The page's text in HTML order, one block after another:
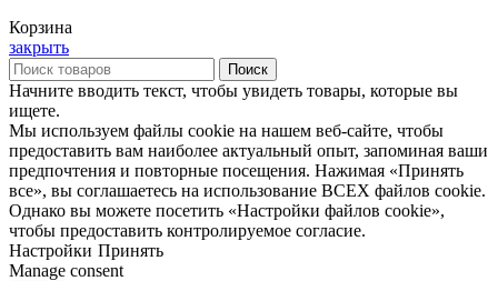
Корзина
закрыть
Поиск
Начните вводить текст, чтобы увидеть товары, которые вы
ищете.
Мы используем файлы cookie на нашем веб-сайте, чтобы
предоставить вам наиболее актуальный опыт, запоминая ваши
предпочтения и повторные посещения. Нажимая «Принять
все», вы соглашаетесь на использование ВСЕХ файлов cookie.
Однако вы можете посетить «Настройки файлов cookie»,
чтобы предоставить контролируемое согласие.
Настройки Принять
Manage consent